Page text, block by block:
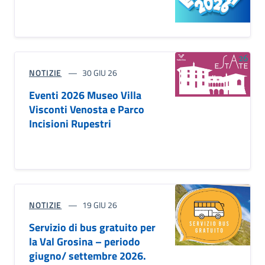
NOTIZIE 30 GIU 26
Eventi 2026 Museo Villa
Visconti Venosta e Parco
Incisioni Rupestri
NOTIZIE 19 GIU 26
Servizio di bus gratuito per
la Val Grosina – periodo
giugno/ settembre 2026.